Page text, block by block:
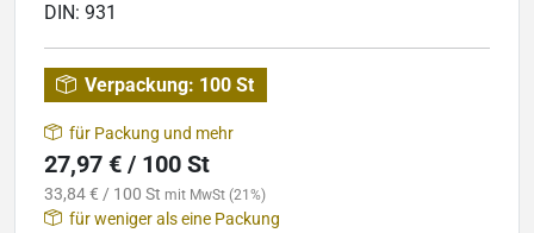
DIN: 931
Verpackung: 100 St
für Packung und mehr
27,97 € / 100 St
33,84 € / 100 St mit MwSt (21%)
für weniger als eine Packung